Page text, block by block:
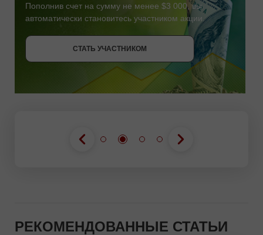
СТАТЬ УЧАСТНИКОМ
Пополнив счет на сумму не менее $3 000, вы
автоматически становитесь участником акции.
СТАТЬ УЧАСТНИКОМ
ПОЛУЧИТЬ БОНУС
РЕКОМЕНДОВАННЫЕ СТАТЬИ